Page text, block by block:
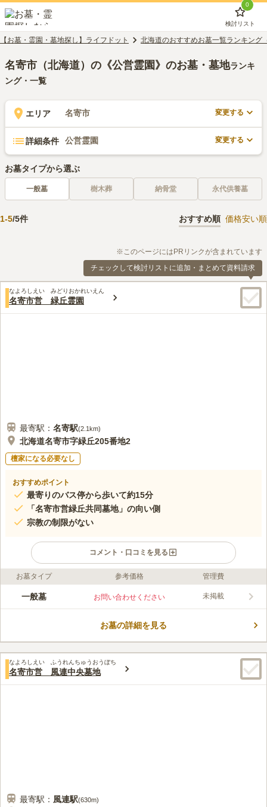
0
検討リスト
【お墓・霊園・墓地探し】ライフドット 北海道のおすすめお墓一覧ランキング
名寄市（北海道）の《公営霊園》のお墓・墓地ランキ
ング・一覧
エリア 名寄市 変更する
詳細条件 公営霊園 変更する
お墓タイプから選ぶ
一般墓 樹木葬 納骨堂 永代供養墓
1-5/5件 おすすめ順 価格安い順
※このページにはPRリンクが含まれています
チェックして検討リストに追加・まとめて資料請求
なよろしえい みどりおかれいえん
名寄市営 緑丘霊園
最寄駅： 名寄駅(2.1km)
北海道名寄市字緑丘205番地2
檀家になる必要なし
おすすめポイント
最寄りのバス停から歩いて約15分
「名寄市営緑丘共同墓地」の向い側
宗教の制限がない
コメント・口コミを見る
ライフドット編集部のコメント
緑丘霊園は「名寄市営緑丘共同墓地」と隣り合わせの立地です
ができます。 市が管理しているため、石材店を自由に選べ、好
口コミ評価
みんなの評価
1.0
70代男性
葬儀場が近くにあるが、食事をできる場所や、休憩所もなく。水
お墓タイプ 参考価格 管理費
一般墓 お問い合わせください 未掲載
お墓の詳細を見る
なよろしえい ふうれんちゅうおうぼち
名寄市営 風連中央墓地
最寄駅： 風連駅(630m)